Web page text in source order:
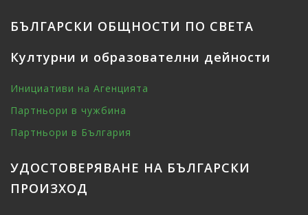
БЪЛГАРСКИ ОБЩНОСТИ ПО СВЕТА
Културни и образователни дейности
Инициативи на Агенцията
Партньори в чужбина
Партньори в България
УДОСТОВЕРЯВАНЕ НА БЪЛГАРСКИ
ПРОИЗХОД